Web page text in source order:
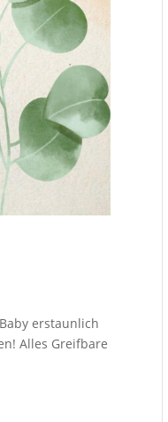
erstaunlich
Alles Greifbare